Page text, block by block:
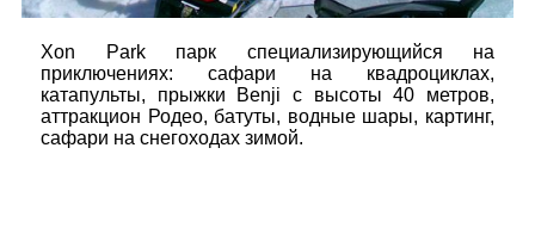
Xon Park парк специализирующийся на
приключениях: сафари на квадроциклах,
катапульты, прыжки Benji с высоты 40 метров,
аттракцион Родео, батуты, водные шары, картинг,
сафари на снегоходах зимой.